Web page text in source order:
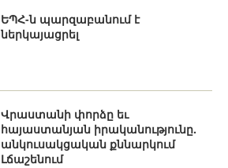
ԵՊՀ-ն պարզաբանում է
ներկայացրել
Վրաստանի փորձը եւ
հայաստանյան իրականությունը.
անկուսակցական քննարկում
Լճաշենում